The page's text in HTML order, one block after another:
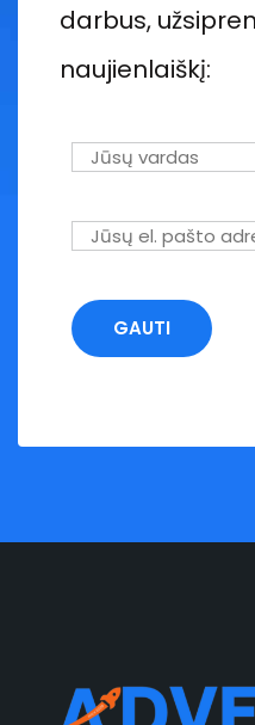
darbus,
naujienlaiškį: